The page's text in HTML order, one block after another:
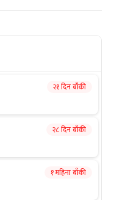
२१ दिन बाँकी
२८ दिन बाँकी
१ महिना बाँकी